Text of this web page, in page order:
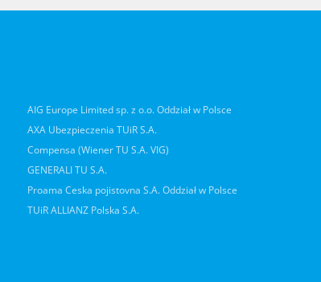
AIG Europe Limited sp. z o.o. Oddział w Polsce
AXA Ubezpieczenia TUiR S.A.
Compensa (Wiener TU S.A. VIG)
GENERALI TU S.A.
Proama Ceska pojistovna S.A. Oddział w Polsce
TUiR ALLIANZ Polska S.A.